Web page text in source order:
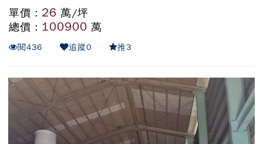
單價 : 26 萬/坪
總價 : 100900 萬
閱436 追蹤0 推3